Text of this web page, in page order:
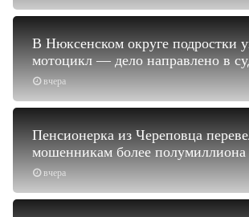
вчера
В Нюксенском округе подростки
мотоцикл — дело направлено в
вчера
Пенсионерка из Череповца
мошенникам более полумиллиона